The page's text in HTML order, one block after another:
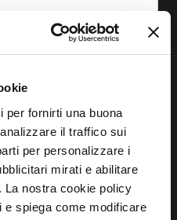
per fornirti una buona
il traffico sui
per personalizzare i
mirati e abilitare
La nostra cookie policy
spiega come modificare
S800 R 75X98